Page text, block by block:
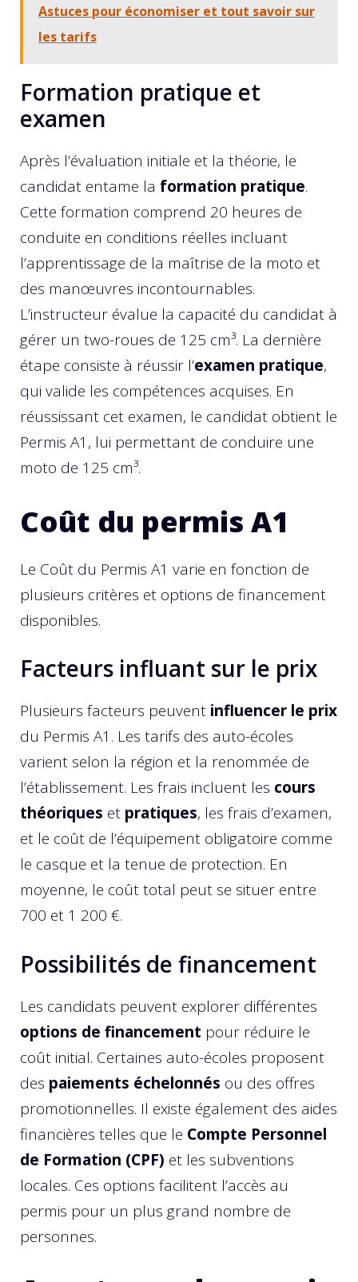
Astuces pour économiser et tout savoir sur
les tarifs
Formation pratique et
examen
Après l’évaluation initiale et la théorie, le
candidat entame la formation pratique.
Cette formation comprend 20 heures de
conduite en conditions réelles incluant
l’apprentissage de la maîtrise de la moto et
des manœuvres incontournables.
L’instructeur évalue la capacité du candidat à
gérer un two-roues de 125 cm³. La dernière
étape consiste à réussir l’examen pratique,
qui valide les compétences acquises. En
réussissant cet examen, le candidat obtient le
Permis A1, lui permettant de conduire une
moto de 125 cm³.
Coût du permis A1
Le Coût du Permis A1 varie en fonction de
plusieurs critères et options de financement
disponibles.
Facteurs influant sur le prix
Plusieurs facteurs peuvent influencer le prix
du Permis A1. Les tarifs des auto-écoles
varient selon la région et la renommée de
l’établissement. Les frais incluent les cours
théoriques et pratiques, les frais d’examen,
et le coût de l’équipement obligatoire comme
le casque et la tenue de protection. En
moyenne, le coût total peut se situer entre
700 et 1 200 €.
Possibilités de financement
Les candidats peuvent explorer différentes
options de financement pour réduire le
coût initial. Certaines auto-écoles proposent
des paiements échelonnés ou des offres
promotionnelles. Il existe également des aides
financières telles que le Compte Personnel
de Formation (CPF) et les subventions
locales. Ces options facilitent l’accès au
permis pour un plus grand nombre de
personnes.